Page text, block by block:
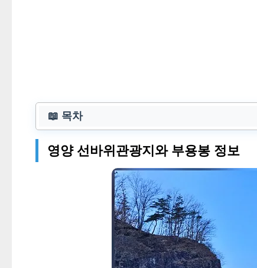
📖 목차
영양 선바위관광지와 부용봉 정보